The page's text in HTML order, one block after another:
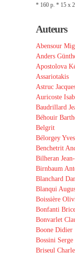
* 160 p. * 15 x
Auteurs
Abensour
Anders
Apostolova
Assariotakis
Astruc
Auricoste
Baudrillard
Béhouir
Belgrit
Bélorgey Yves
Benchetrit
Bilheran
Birnbaum
Blanchard
Blanqui
Boissière
Bonfanti
Bonvarlet
Boone Didier
Bossini Serge
Briseul